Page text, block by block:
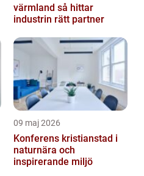
värmland så hittar
industrin rätt partner
09 maj 2026
Konferens kristianstad i
naturnära och
inspirerande miljö